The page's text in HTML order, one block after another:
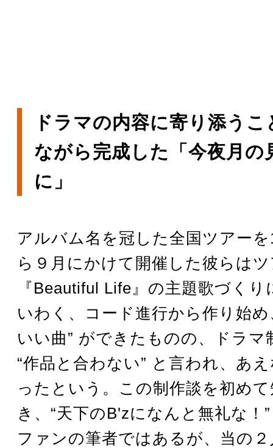
ドラマの内容に寄り添う
ながら完成した「今夜月の
に」
アルバム名を冠した全国ツアー
ら９月にかけて開催した彼らは
『Beautiful Life』の主題歌づくり
いわく、コード進行から作り始め
いい曲” ができたものの、ドラマ
“作品と合わない” と言われ、あ
ったという。この制作談を初め
き、“天下のB'zになんと無礼な！
ファンの筆者ではあるが、当の